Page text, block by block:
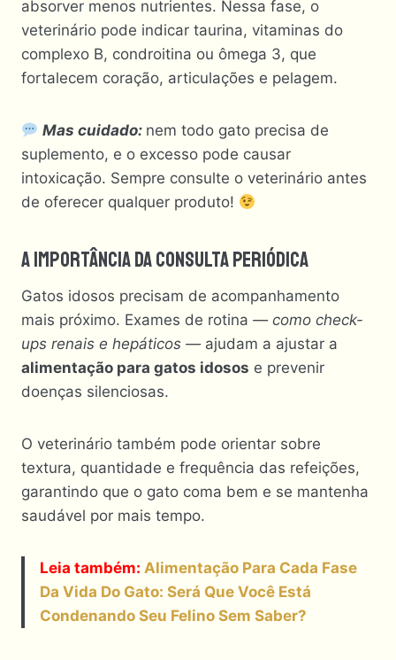
absorver menos nutrientes. Nessa fase, o
veterinário pode indicar taurina, vitaminas do
complexo B, condroitina ou ômega 3, que
fortalecem coração, articulações e pelagem.
Mas cuidado: nem todo gato precisa de
suplemento, e o excesso pode causar
intoxicação. Sempre consulte o veterinário antes
de oferecer qualquer produto!
A Importância Da Consulta Periódica
Gatos idosos precisam de acompanhamento
mais próximo. Exames de rotina — como check-
ups renais e hepáticos —ajudam a ajustar a
alimentação para gatos idosos e prevenir
doenças silenciosas.
O veterinário também pode orientar sobre
textura, quantidade e frequência das refeições,
garantindo que o gato coma bem e se mantenha
saudável por mais tempo.
Leia também: Alimentação Para Cada Fase
Da Vida Do Gato: Será Que Você Está
Condenando Seu Felino Sem Saber?